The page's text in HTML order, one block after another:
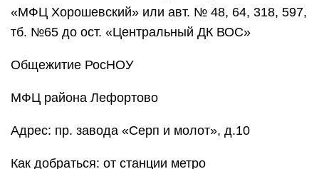
«МФЦ Хорошевский» или авт. № 48, 64, 318, 597,
тб. №65 до ост. «Центральный ДК ВОС»
Общежитие РосНОУ
МФЦ района Лефортово
Адрес: пр. завода «Серп и молот», д.10
Как добраться: от станции метро